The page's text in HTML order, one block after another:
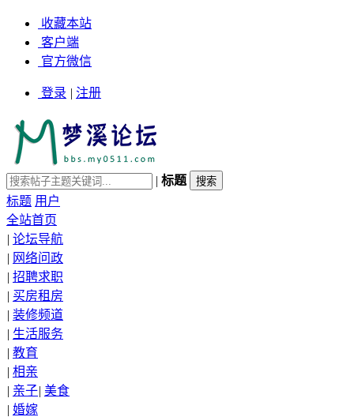
收藏本站
客户端
官方微信
登录 | 注册
| 标题
标题 用户
全站首页
| 论坛导航
| 网络问政
| 招聘求职
| 买房租房
| 装修频道
| 生活服务
| 教育
| 相亲
| 亲子| 美食
| 婚嫁